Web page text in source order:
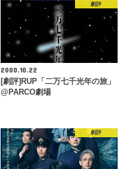
劇評
2000.10.22
[劇評]RUP「二万七千光年の旅」
@PARCO劇場
劇評